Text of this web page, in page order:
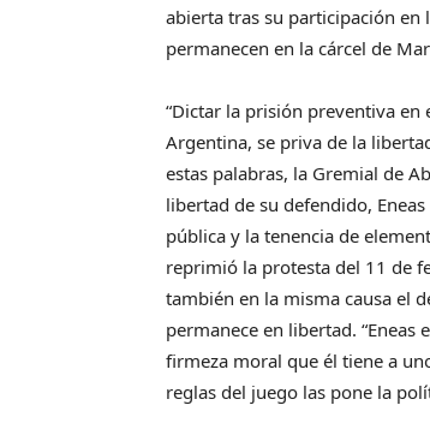
abierta tras su participación
permanecen en la cárcel de
“Dictar la prisión preventiva en
Argentina, se priva de la
estas palabras, la Gremial de
libertad de su defendido,
pública y la tenencia de
reprimió la protesta del 11 de
también en la misma causa el
permanece en libertad.
firmeza moral que él tiene a
reglas del juego las pone la